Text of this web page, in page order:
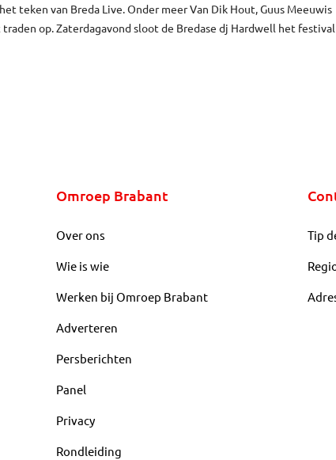
teken van Breda Live. Onder meer Van Dik Hout, Guus Meeuwis
op. Zaterdagavond sloot de Bredase dj Hardwell het festival
Omroep Brabant
Over ons
Wie is wie
Werken bij Omroep Brabant
Adverteren
Persberichten
Panel
Privacy
Rondleiding
Tip